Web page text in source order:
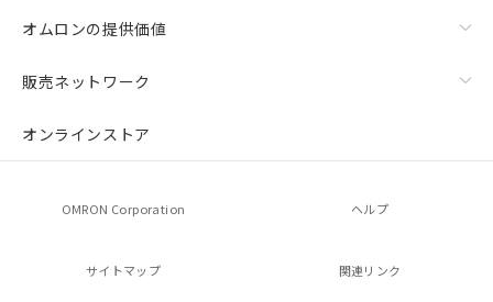
オムロンの提供価値
販売ネットワーク
オンラインストア
OMRON Corporation ヘルプ
サイトマップ 関連リンク